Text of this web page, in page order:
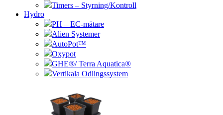
Timers – Styrning/Kontroll
Hydro
PH – EC-mätare
Alien Systemer
AutoPot™
Oxypot
GHE®/ Terra Aquatica®
Vertikala Odlingssystem